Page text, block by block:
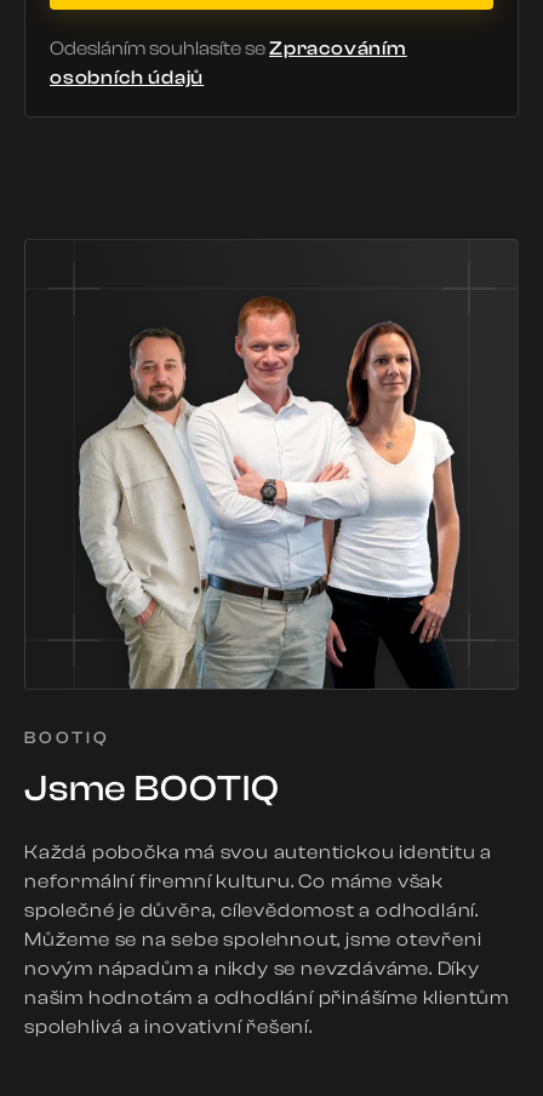
Odesláním souhlasíte seZpracováním
osobních údajů
BOOTIQ
Jsme BOOTIQ
Každá pobočka má svou autentickou identitu a
neformální firemní kulturu. Co máme však
společné je důvěra, cílevědomost a odhodlání.
Můžeme se na sebe spolehnout, jsme otevřeni
novým nápadům a nikdy se nevzdáváme. Díky
našim hodnotám a odhodlání přinášíme klientům
spolehlivá a inovativní řešení.